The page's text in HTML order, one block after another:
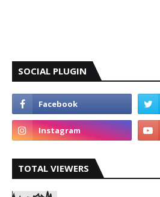
SOCIAL PLUGIN
TOTAL VIEWERS